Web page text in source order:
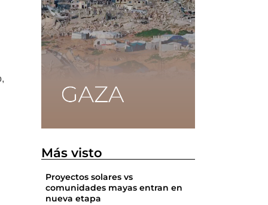
Más visto
Proyectos solares vs
comunidades mayas entran en
nueva etapa